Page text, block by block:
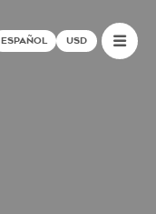
ESPAÑOL USD